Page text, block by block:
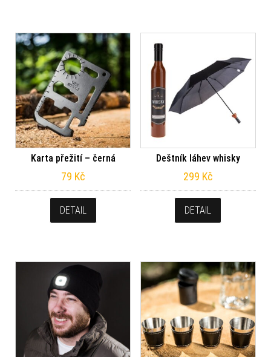
Karta přežití – černá
79 Kč
DETAIL
Deštník láhev whisky
299 Kč
DETAIL